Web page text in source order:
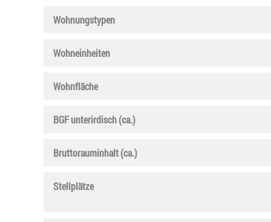
Wohnungstypen
Wohneinheiten
Wohnfläche
BGF unterirdisch (ca.)
Bruttorauminhalt (ca.)
Stellplätze